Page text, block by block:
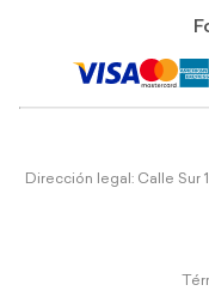
Dirección legal: Calle Sur